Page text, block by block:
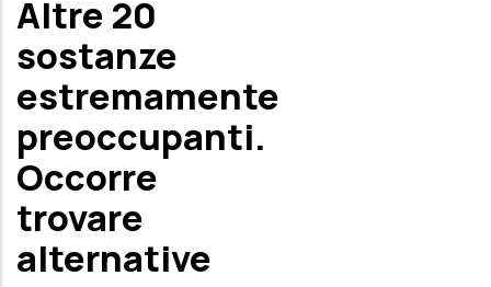
Altre 20
sostanze
estremamente
preoccupanti.
Occorre
trovare
alternative